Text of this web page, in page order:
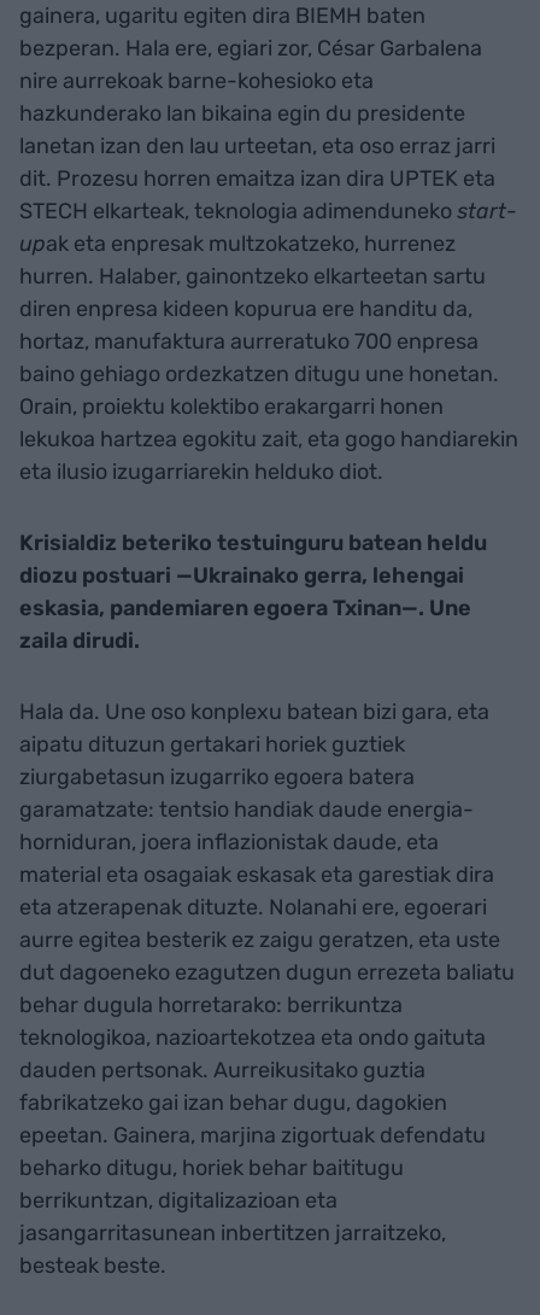
gainera, ugaritu egiten dira BIEMH baten
bezperan. Hala ere, egiari zor, César Garbalena
nire aurrekoak barne-kohesioko eta
hazkunderako lan bikaina egin du presidente
lanetan izan den lau urteetan, eta oso erraz jarri
dit. Prozesu horren emaitza izan dira UPTEK eta
STECH elkarteak, teknologia adimendunekostart-
upak eta enpresak multzokatzeko, hurrenez
hurren. Halaber, gainontzeko elkarteetan sartu
diren enpresa kideen kopurua ere handitu da,
hortaz, manufaktura aurreratuko 700 enpresa
baino gehiago ordezkatzen ditugu une honetan.
Orain, proiektu kolektibo erakargarri honen
lekukoa hartzea egokitu zait, eta gogo handiarekin
eta ilusio izugarriarekin helduko diot.
Krisialdiz beteriko testuinguru batean heldu
diozu postuari —Ukrainako gerra, lehengai
eskasia, pandemiaren egoera Txinan—. Une
zaila dirudi.
Hala da. Une oso konplexu batean bizi gara, eta
aipatu dituzun gertakari horiek guztiek
ziurgabetasun izugarriko egoera batera
garamatzate: tentsio handiak daude energia-
horniduran, joera inflazionistak daude, eta
material eta osagaiak eskasak eta garestiak dira
eta atzerapenak dituzte. Nolanahi ere, egoerari
aurre egitea besterik ez zaigu geratzen, eta uste
dut dagoeneko ezagutzen dugun errezeta baliatu
behar dugula horretarako: berrikuntza
teknologikoa, nazioartekotzea eta ondo gaituta
dauden pertsonak. Aurreikusitako guztia
fabrikatzeko gai izan behar dugu, dagokien
epeetan. Gainera, marjina zigortuak defendatu
beharko ditugu, horiek behar baititugu
berrikuntzan, digitalizazioan eta
jasangarritasunean inbertitzen jarraitzeko,
besteak beste.